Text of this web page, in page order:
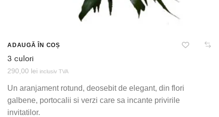
ADAUGĂ ÎN COȘ
3 culori
290,00 lei inclusiv TVA
Un aranjament rotund, deosebit de elegant, din flori
galbene, portocalii si verzi care sa incante privirile
invitatilor.